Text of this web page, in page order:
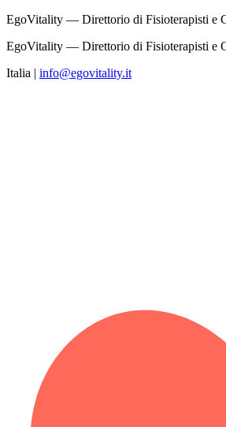
EgoVitality — Direttorio di Fisioterapisti e
EgoVitality — Direttorio di Fisioterapisti e
Italia | info@egovitality.it